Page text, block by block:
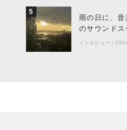
5
雨の日に、
のサウンド
インタビュー